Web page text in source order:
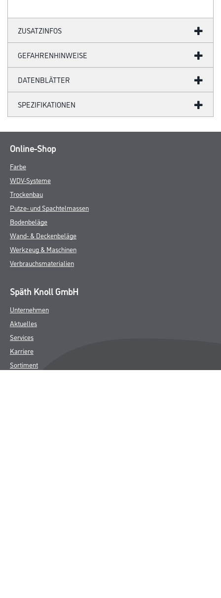
ZUSATZINFOS
GEFAHRENHINWEISE
DATENBLÄTTER
SPEZIFIKATIONEN
Online-Shop
Farbe
WDV-Systeme
Trockenbau
Putze- und Spachtelmassen
Bodenbeläge
Wand- & Deckenbeläge
Werkzeug & Maschinen
Verbrauchsmaterialien
Späth Knoll GmbH
Unternehmen
Aktuelles
Services
Karriere
Sortiment